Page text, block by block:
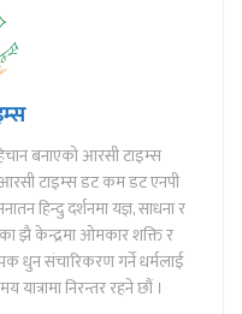
बनाएको आरसी टाइम्स
टाइम्स डट कम डट एनपी
हिन्दु दर्शनमा यज्ञ, साधना र
झै केन्द्रमा ओमकार शक्ति र
धुन संचारिकरण गर्ने धर्मलाई
यात्रामा निरन्तर रहने छौं ।